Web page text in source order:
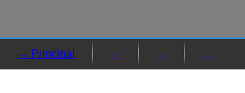
→ Principal
→ → →